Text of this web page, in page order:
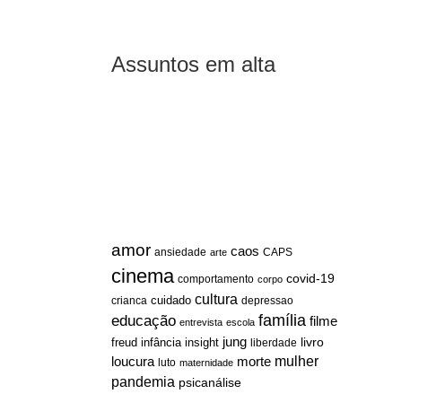
Assuntos em alta
amor ansiedade arte caos CAPS
cinema comportamento corpo covid-19
crianca cuidado cultura depressao
educação entrevista escola família filme
freud infância insight jung liberdade livro
loucura luto maternidade morte mulher
pandemia psicanálise